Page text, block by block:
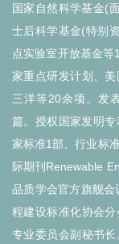
国家自然科学基金(
士后科学基金(特别
点实验室开放基金
家重点研发计划、
三洋等20余项。发
篇。 授权国家发明专
家标准1部、行业标
际期刊Renewable
品质学会官方旗舰会
程建设标准化协会
专业委员会副秘书长